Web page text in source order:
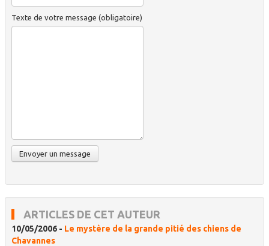
Texte de votre message (obligatoire)
ARTICLES DE CET AUTEUR
10/05/2006 - Le mystère de la grande pitié des chiens de
Chavannes